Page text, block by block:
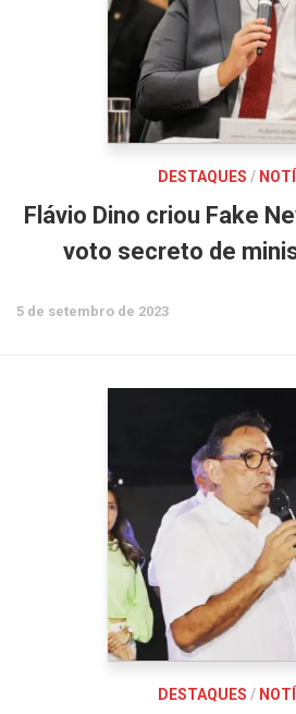
DESTAQUES /
Flávio Dino criou Fake
voto secreto de
5 de setembro de 2023
DESTAQUES /